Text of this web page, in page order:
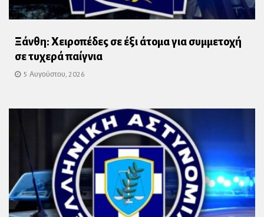
Ξάνθη: Χειροπέδες σε έξι άτομα για συμμετοχή
σε τυχερά παίγνια
5 Αυγούστου, 2026